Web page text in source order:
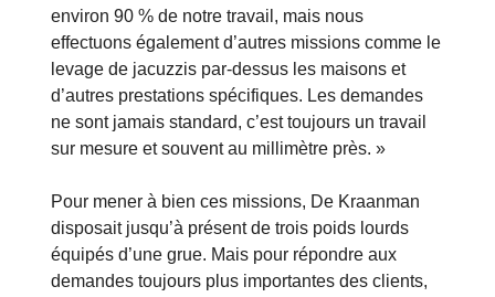
environ 90 % de notre travail, mais nous
effectuons également d’autres missions comme le
levage de jacuzzis par-dessus les maisons et
d’autres prestations spécifiques. Les demandes
ne sont jamais standard, c’est toujours un travail
sur mesure et souvent au millimètre près. »
Pour mener à bien ces missions, De Kraanman
disposait jusqu’à présent de trois poids lourds
équipés d’une grue. Mais pour répondre aux
demandes toujours plus importantes des clients,